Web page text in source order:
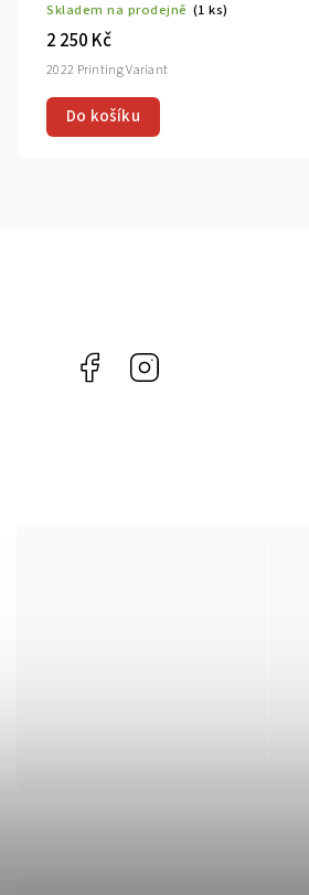
Skladem na prodejně (1 ks)
2 250 Kč
Do košíku
2022 Printing Variant
Facebook